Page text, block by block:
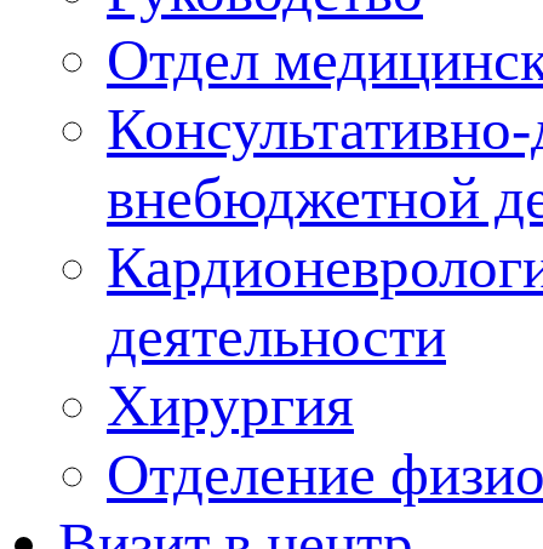
Отдел
внебюджетной
деятельности
Хирургия
Отделение